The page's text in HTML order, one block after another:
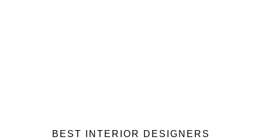
BEST INTERIOR DESIGNERS